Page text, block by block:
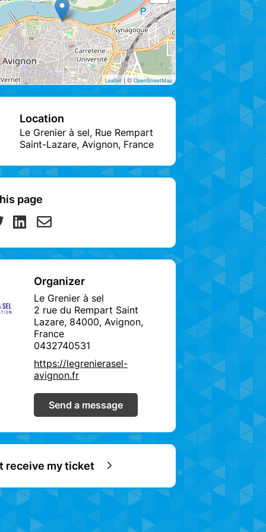
Leaflet| ©OpenStreetMap
Location
Le Grenier à sel, Rue Rempart
Saint-Lazare, Avignon, France
page
Organizer
Le Grenier à sel
2 rue du Rempart Saint
Lazare, 84000, Avignon,
France
0432740531
https://legrenierasel-
avignon.fr
Send a message
receive my ticket